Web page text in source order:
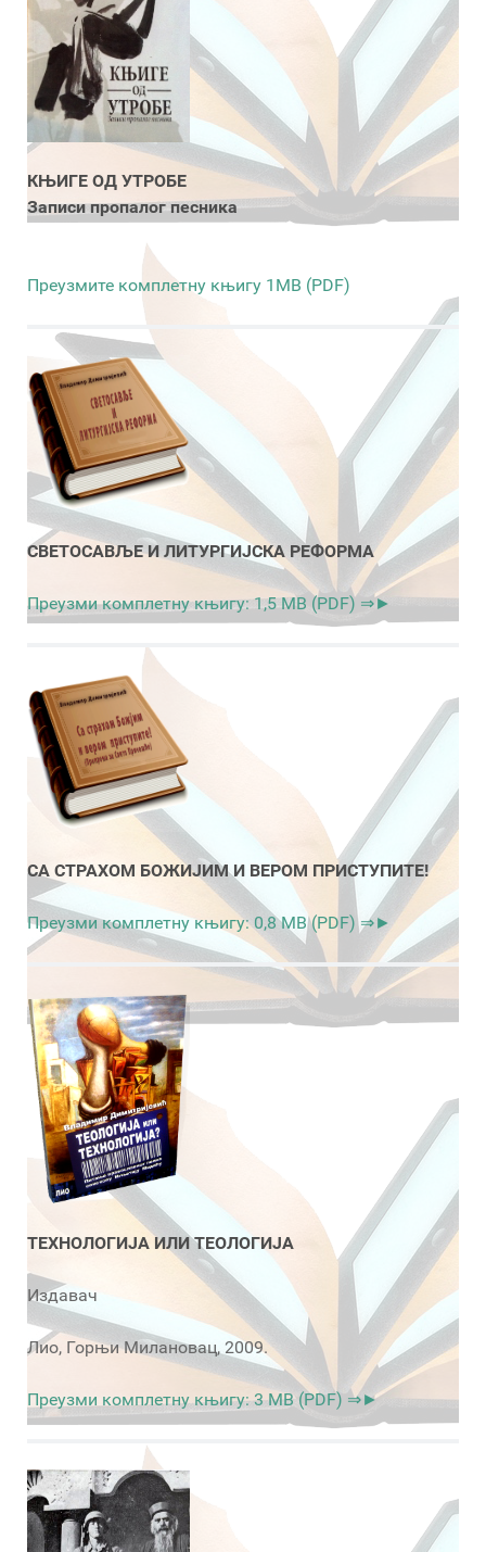
КЊИГЕ ОД УТРОБЕ
Записи пропалог песника
Преузмите комплетну књигу 1MB (PDF)
СВЕТОСАВЉЕ И ЛИТУРГИЈСКА РЕФОРМА
Преузми комплетну књигу: 1,5 MB (PDF) ⇒►
СА СТРАХОМ БОЖИЈИМ И ВЕРОМ ПРИСТУПИТЕ!
Преузми комплетну књигу: 0,8 MB (PDF) ⇒►
ТЕХНОЛОГИЈА ИЛИ ТЕОЛОГИЈА
Издавач
Лио, Горњи Милановац, 2009.
Преузми комплетну књигу: 3 MB (PDF) ⇒►